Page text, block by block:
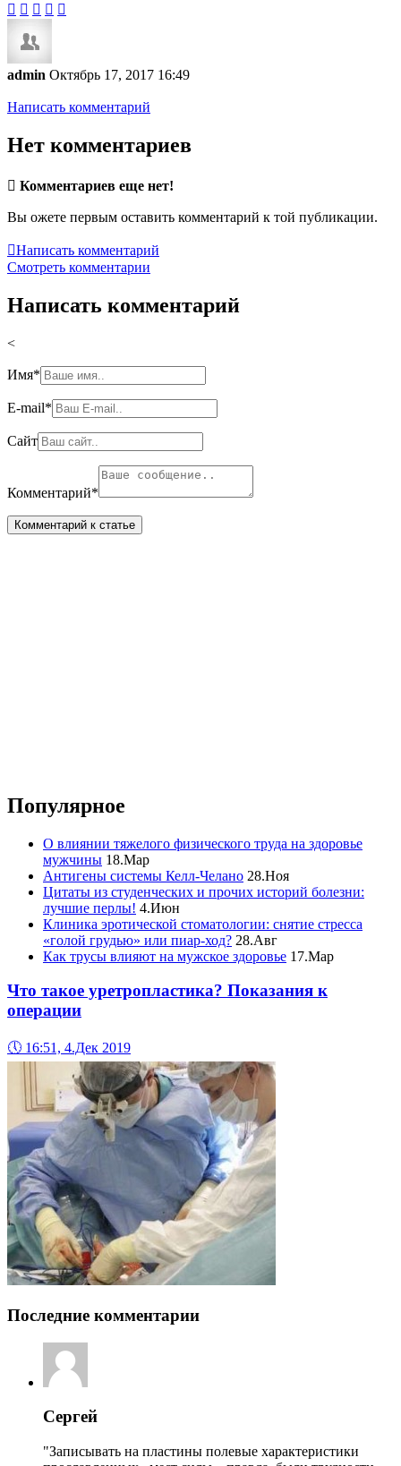
    
admin Октябрь 17, 2017 16:49
Написать комментарий
Нет комментариев
 Комментариев еще нет!
Вы ожете первым оставить комментарий к той публикации.
Написать комментарий
Смотреть комментарии
Написать комментарий
<
Имя*
E-mail*
Сайт
Комментарий*
Популярное
О влиянии тяжелого физического труда на здоровье
мужчины 18.Мар
Антигены системы Келл-Челано 28.Ноя
Цитаты из студенческих и прочих историй болезни:
лучшие перлы! 4.Июн
Клиника эротической стоматологии: снятие стресса
«голой грудью» или пиар-ход? 28.Авг
Как трусы влияют на мужское здоровье 17.Мар
Что такое уретропластика? Показания к
операции
🕔 16:51, 4.Дек 2019
Последние комментарии
Сергей
"Записывать на пластины полевые характеристики